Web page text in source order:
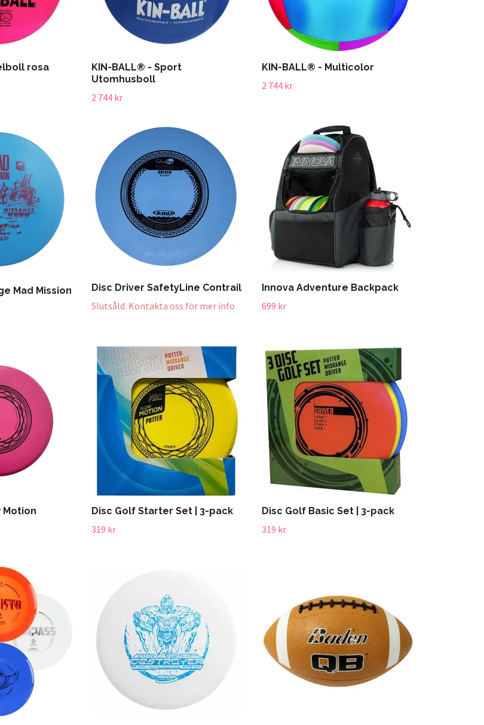
rosa
KIN-BALL® - Sport
Utomhusboll
2 744 kr
KIN-BALL® - Multicolor
2 744 kr
Mad Mission
Disc Driver SafetyLine Contrail
Slutsåld. Kontakta oss för mer info
Innova Adventure Backpack
699 kr
Motion Disc Golf Starter Set | 3-pack
319 kr
Disc Golf Basic Set | 3-pack
319 kr